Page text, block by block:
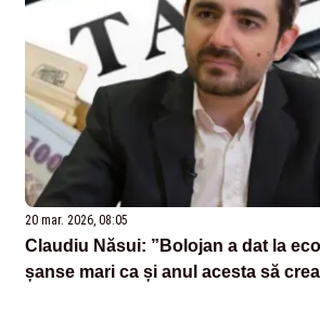
20 mar. 2026, 08:05
Claudiu Năsui: ”Bolojan a dat la
șanse mari ca și anul acesta să